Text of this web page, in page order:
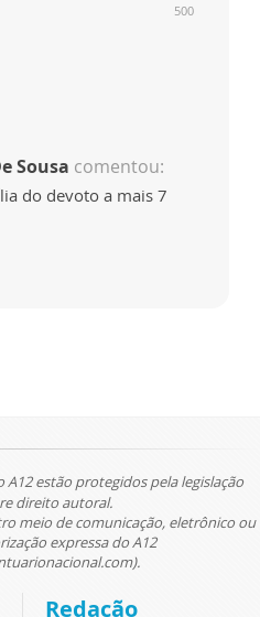
500
Sousa comentou:
do devoto a mais 7
estão protegidos pela legislação
direito autoral.
meio de comunicação, eletrônico ou
expressa do A12
Redação